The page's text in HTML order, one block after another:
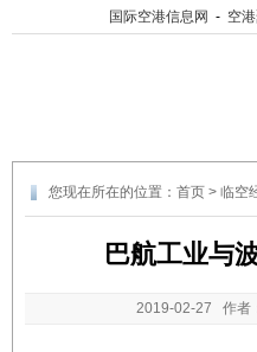
国际空港信息网 - 空
您现在所在的位置： 首页 > 临空
巴航工业与
2019-02-27 作者